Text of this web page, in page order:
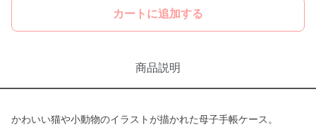
カートに追加する
商品説明
かわいい猫や小動物のイラストが描かれた母子手帳ケース。